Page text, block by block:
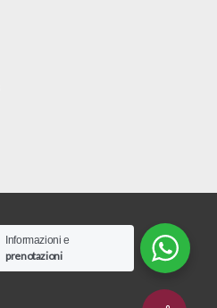
Informazioni e
prenotazioni